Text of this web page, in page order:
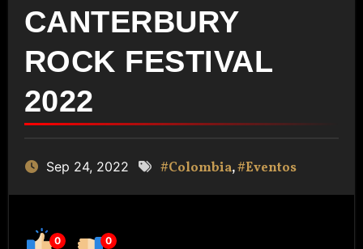
CANTERBURY
ROCK FESTIVAL
2022
Sep 24, 2022 #Colombia,#Eventos
0 0